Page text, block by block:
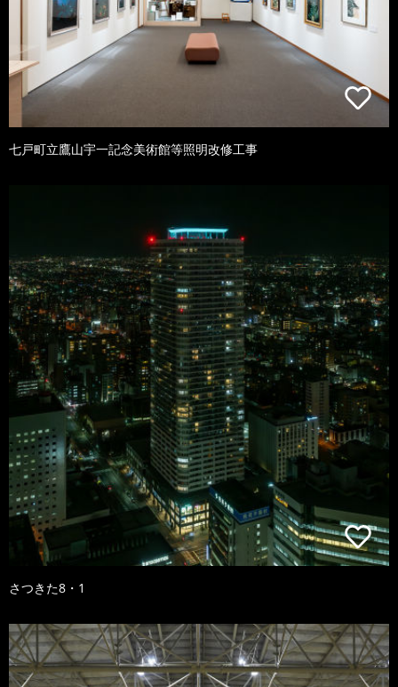
七戸町立鷹山宇一記念美術館等照明改修工事
さつきた8・1